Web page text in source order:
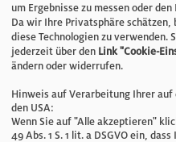
Impressum
Cookie-Einstellungen
um Ergebnisse zu messen oder
Da wir Ihre Privatsphäre
diese Technologien zu verwenden.
jederzeit über den Link "Cookie-
ändern oder widerrufen.
Hinweis auf Verarbeitung Ihrer
den USA:
Wenn Sie auf "Alle akzeptieren"
49 Abs. 1 S. 1 lit. a DSGVO ein,